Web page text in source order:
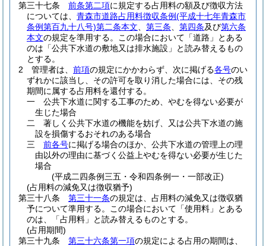
第三十七条
前条第二項に規定する占用料の額及び徴収方法
については、 青森市道路占用料徴収条例(平成十七年青森市
条例第百九十八号)第二条本文 第三条 第四条及び第六条
本文の規定を準用する。
この場合において「道路」とある
のは「公共下水道の敷地又は排水施設」と読み替えるもの
とする。
2
管理者は、 前項の規定にかかわらず、次に掲げる各号のい
ずれかに該当し、その許可を取り消した場合には、その残
期間に属する占用料を還付する。
一
公共下水道に関する工事のため、やむを得ない必要が
生じた場合
二
著しく公共下水道の機能を妨げ、又は公共下水道の施
設を損傷するおそれのある場合
三
前各号に掲げる場合のほか、公共下水道の管理上の理
由以外の理由に基づく公益上やむを得ない必要が生じた
場合
(平成二四条例三五・令和四条例一・一部改正)
(占用料の減免又は徴収猶予)
第三十八条
第三十一条の規定は、占用料の減免又は徴収猶
予について準用する。
この場合において「使用料」とある
のは、「占用料」と読み替えるものとする。
(占用期間)
第三十九条
第三十六条第一項の規定による占用の期間は、